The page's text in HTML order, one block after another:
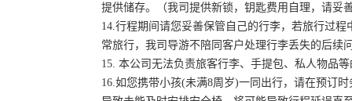
提供储存。（我司提供新锁，钥匙费用自理，请妥
14.行程期间请您妥善保管自己的行李，若旅行过
常旅行，我司导游不陪同客户处理行李丢失的后
15. 本公司无法负责旅客行李、手提包、私人物品
16.如您携带小孩(未满8周岁)一同出行，请在预订